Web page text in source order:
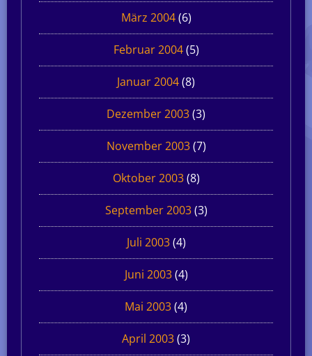
März 2004(6)
Februar 2004(5)
Januar 2004(8)
Dezember 2003(3)
November 2003(7)
Oktober 2003(8)
September 2003(3)
Juli 2003(4)
Juni 2003(4)
Mai 2003(4)
April 2003(3)